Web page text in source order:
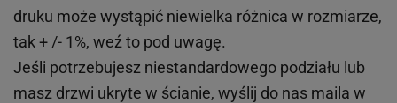
druku może wystąpić niewielka różnica w rozmiarze,
tak + /- 1%, weź to pod uwagę.
Jeśli potrzebujesz niestandardowego podziału lub
masz drzwi ukryte w ścianie, wyślij do nas maila w